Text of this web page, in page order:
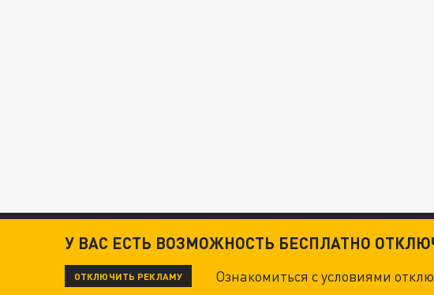
У ВАС ЕСТЬ ВОЗМОЖНОСТЬ БЕСПЛАТНО
ОТКЛЮЧИТЬ РЕКЛАМУ Ознакомиться с условиями